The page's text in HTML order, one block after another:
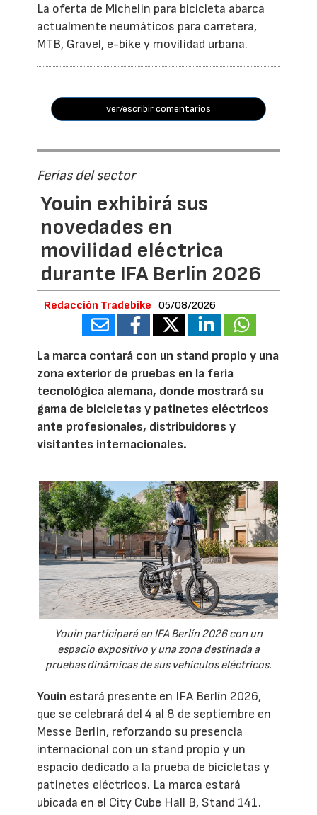
La oferta de Michelin para bicicleta abarca
actualmente neumáticos para carretera,
MTB, Gravel, e-bike y movilidad urbana.
ver/escribir comentarios
Ferias del sector
Youin exhibirá sus
novedades en
movilidad eléctrica
durante IFA Berlín 2026
Redacción Tradebike 05/08/2026
La marca contará con un stand propio y una
zona exterior de pruebas en la feria
tecnológica alemana, donde mostrará su
gama de bicicletas y patinetes eléctricos
ante profesionales, distribuidores y
visitantes internacionales.
Youin participará en IFA Berlín 2026 con un
espacio expositivo y una zona destinada a
pruebas dinámicas de sus vehículos eléctricos.
Youin estará presente en IFA Berlín 2026,
que se celebrará del 4 al 8 de septiembre en
Messe Berlin, reforzando su presencia
internacional con un stand propio y un
espacio dedicado a la prueba de bicicletas y
patinetes eléctricos. La marca estará
ubicada en el City Cube Hall B, Stand 141.